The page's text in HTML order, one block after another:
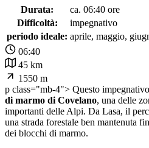
Durata:
ca. 06:40 ore
Difficoltà:
impegnativo
periodo ideale: aprile, maggio,
06:40
45 km
1550 m
p class="mb-4"> Questo
di marmo di Covelano, una delle
importanti delle Alpi. Da Lasa, il
una strada forestale ben mantenuta
dei blocchi di marmo.